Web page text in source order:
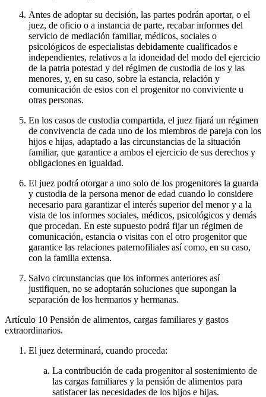
Antes de adoptar su decisión, las partes podrán aportar, o el
juez, de oficio o a instancia de parte, recabar informes del
servicio de mediación familiar, médicos, sociales o
psicológicos de especialistas debidamente cualificados e
independientes, relativos a la idoneidad del modo del ejercicio
de la patria potestad y del régimen de custodia de los y las
menores, y, en su caso, sobre la estancia, relación y
comunicación de estos con el progenitor no conviviente u
otras personas.
En los casos de custodia compartida, el juez fijará un régimen
de convivencia de cada uno de los miembros de pareja con los
hijos e hijas, adaptado a las circunstancias de la situación
familiar, que garantice a ambos el ejercicio de sus derechos y
obligaciones en igualdad.
El juez podrá otorgar a uno solo de los progenitores la guarda
y custodia de la persona menor de edad cuando lo considere
necesario para garantizar el interés superior del menor y a la
vista de los informes sociales, médicos, psicológicos y demás
que procedan. En este supuesto podrá fijar un régimen de
comunicación, estancia o visitas con el otro progenitor que
garantice las relaciones paternofiliales así como, en su caso,
con la familia extensa.
Salvo circunstancias que los informes anteriores así
justifiquen, no se adoptarán soluciones que supongan la
separación de los hermanos y hermanas.
Artículo 10 Pensión de alimentos, cargas familiares y gastos
extraordinarios.
El juez determinará, cuando proceda:
La contribución de cada progenitor al sostenimiento de
las cargas familiares y la pensión de alimentos para
satisfacer las necesidades de los hijos e hijas.